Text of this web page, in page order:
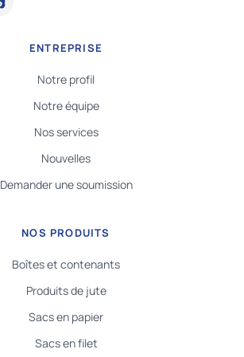
ENTREPRISE
Notre profil
Notre équipe
Nos services
Nouvelles
Demander une soumission
NOS PRODUITS
Boîtes et contenants
Produits de jute
Sacs en papier
Sacs en filet